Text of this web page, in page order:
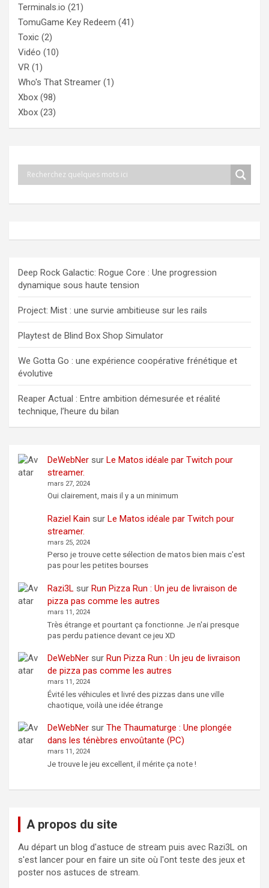
Terminals.io (21)
TomuGame Key Redeem (41)
Toxic (2)
Vidéo (10)
VR (1)
Who's That Streamer (1)
Xbox (98)
Xbox (23)
Deep Rock Galactic: Rogue Core : Une progression
dynamique sous haute tension
Project: Mist : une survie ambitieuse sur les rails
Playtest de Blind Box Shop Simulator
We Gotta Go : une expérience coopérative frénétique et
évolutive
Reaper Actual : Entre ambition démesurée et réalité
technique, l’heure du bilan
DeWebNersur Le Matos idéale par Twitch pour
streamer.
mars 27, 2024
Oui clairement, mais il y a un minimum
Raziel Kain sur Le Matos idéale par Twitch pour
streamer.
mars 25, 2024
Perso je trouve cette sélection de matos bien mais c'est
pas pour les petites bourses
Razi3Lsur Run Pizza Run : Un jeu de livraison de
pizza pas comme les autres
mars 11, 2024
Très étrange et pourtant ça fonctionne. Je n'ai presque
pas perdu patience devant ce jeu XD
DeWebNersur Run Pizza Run : Un jeu de livraison
de pizza pas comme les autres
mars 11, 2024
Évité les véhicules et livré des pizzas dans une ville
chaotique, voilà une idée étrange
DeWebNersur The Thaumaturge : Une plongée
dans les ténèbres envoûtante (PC)
mars 11, 2024
Je trouve le jeu excellent, il mérite ça note !
A propos du site
Au départ un blog d'astuce de stream puis avec Razi3L on
s'est lancer pour en faire un site où l'ont teste des jeux et
poster nos astuces de stream.